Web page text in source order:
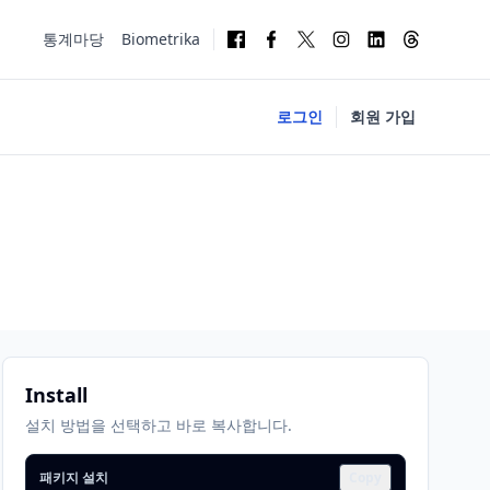
통계마당 Biometrika
로그인 회원 가입
Install
설치 방법을 선택하고 바로 복사합니다.
패키지 설치